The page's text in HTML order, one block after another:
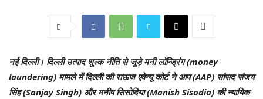
नई दिल्ली। दिल्ली उत्पाद शुल्क नीति से जुड़े मनी लॉन्ड्रिंग (money
laundering) मामले में दिल्ली की राऊज एवेन्यू कोर्ट ने आप (AAP) सांसद संजय
सिंह (Sanjay Singh) और मनीष सिसोदिया (Manish Sisodia) की न्यायिक